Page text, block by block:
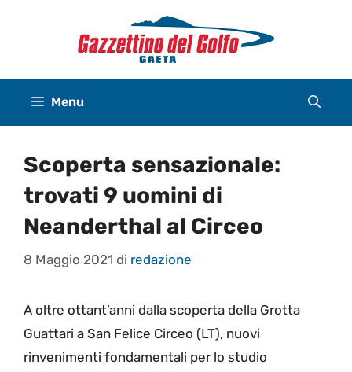
Menu
Scoperta sensazionale:
trovati 9 uomini di
Neanderthal al Circeo
8 Maggio 2021 di redazione
A oltre ottant’anni dalla scoperta della Grotta
Guattari a San Felice Circeo (LT), nuovi
rinvenimenti fondamentali per lo studio